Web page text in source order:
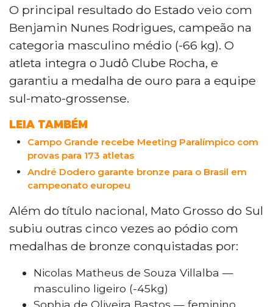
conquistou a quarta colocação geral no
Campeonato Brasileiro Sub-15 de Judô,
em Aracaju. O grande destaque foi
Benjamin Nunes Rodrigues, medalhista
de ouro na categoria médio. O estado
garantiu ainda cinco medalhas de bronze
com Nicolas Villalba, Sophia Bastos, Cauã
Pinto. Composta por 36 atletas, a equipe
reafirma a força de suas categorias de
base em torneios nacionais promovidos
pela Confederação Brasileira de Judô.
O principal resultado do Estado veio com
Benjamin Nunes Rodrigues, campeão na
categoria masculino médio (-66 kg). O
atleta integra o Judô Clube Rocha, e
garantiu a medalha de ouro para a equipe
sul-mato-grossense.
LEIA TAMBÉM
Campo Grande recebe Meeting Paralímpico com
provas para 173 atletas
André Dodero garante bronze para o Brasil em
campeonato europeu
Além do título nacional, Mato Grosso do Sul
subiu outras cinco vezes ao pódio com
medalhas de bronze conquistadas por:
Nicolas Matheus de Souza Villalba —
masculino ligeiro (-45kg)
Sophia de Oliveira Bastos — feminino